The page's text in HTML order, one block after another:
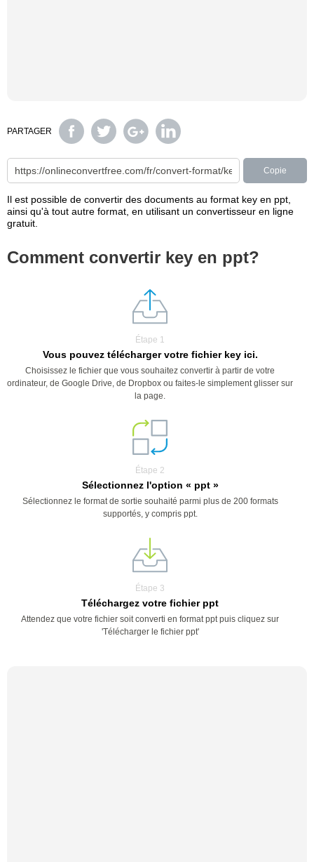
PARTAGER
Copie
Il est possible de convertir des documents au format key en ppt,
ainsi qu'à tout autre format, en utilisant un convertisseur en ligne
gratuit.
Comment convertir key en ppt?
Étape 1
Vous pouvez télécharger votre fichier key ici.
Choisissez le fichier que vous souhaitez convertir à partir de votre
ordinateur, de Google Drive, de Dropbox ou faites-le simplement glisser sur
la page.
Étape 2
Sélectionnez l'option « ppt »
Sélectionnez le format de sortie souhaité parmi plus de 200 formats
supportés, y compris ppt.
Étape 3
Téléchargez votre fichier ppt
Attendez que votre fichier soit converti en format ppt puis cliquez sur
'Télécharger le fichier ppt'